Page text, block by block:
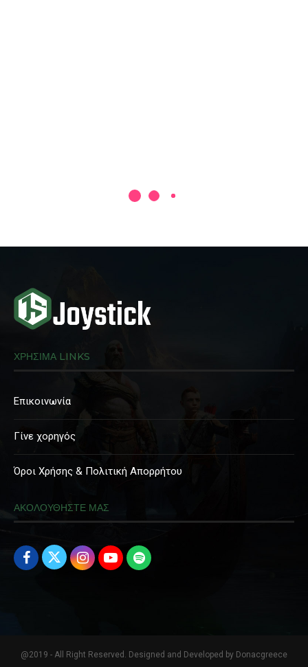
ΧΡΗΣΙΜΑ LINKS
Επικοινωνία
Γίνε χορηγός
Όροι Χρήσης & Πολιτική Απορρήτου
ΑΚΟΛΟΥΘΗΣΤΕ ΜΑΣ
@2019 - All Right Reserved. Designed and Developed by Donacgreece